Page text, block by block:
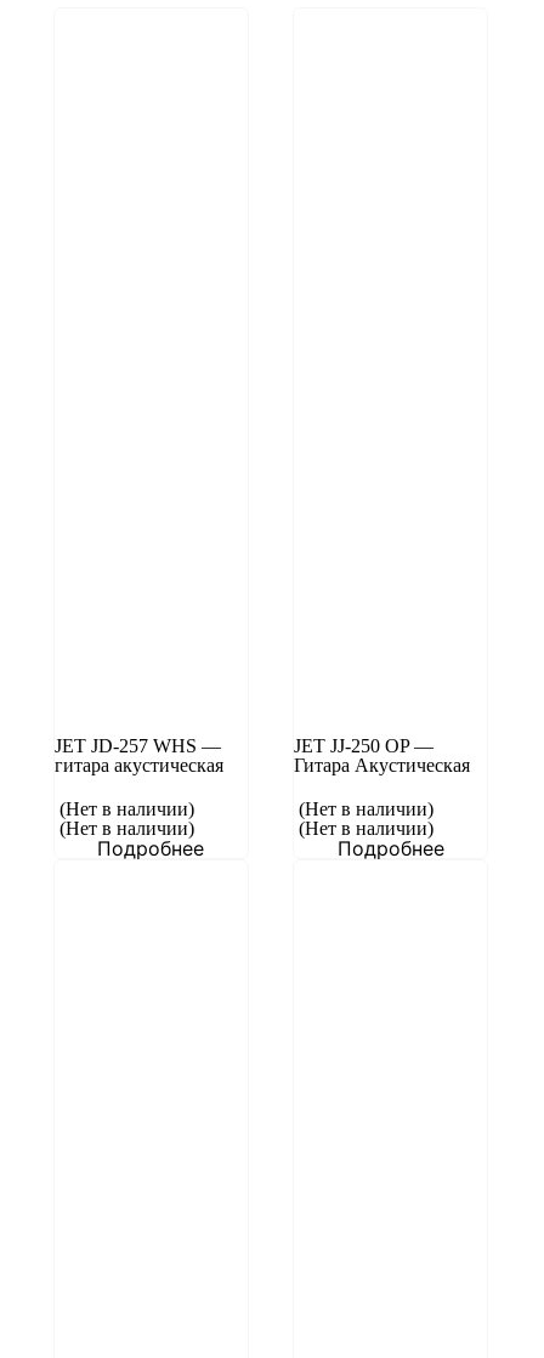
JET JD-257 WHS —
гитара акустическая
(Нет в наличии)
(Нет в наличии)
Подробнее
JET JJ-250 OP —
Гитара Акустическая
(Нет в наличии)
(Нет в наличии)
Подробнее